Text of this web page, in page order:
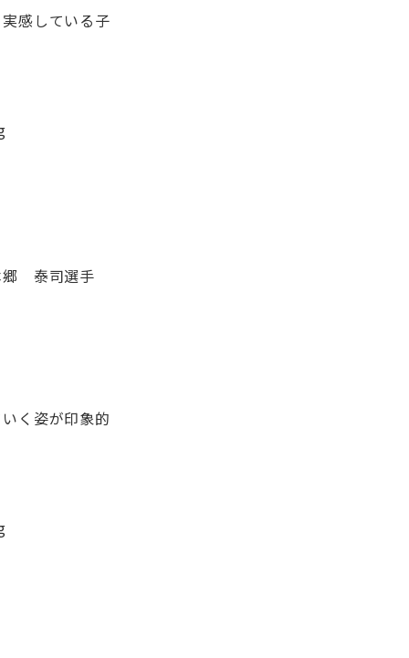
感している子
泰司選手
く姿が印象的